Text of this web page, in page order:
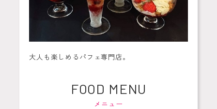
大人も楽しめるパフェ専門店。
FOOD MENU
メニュー